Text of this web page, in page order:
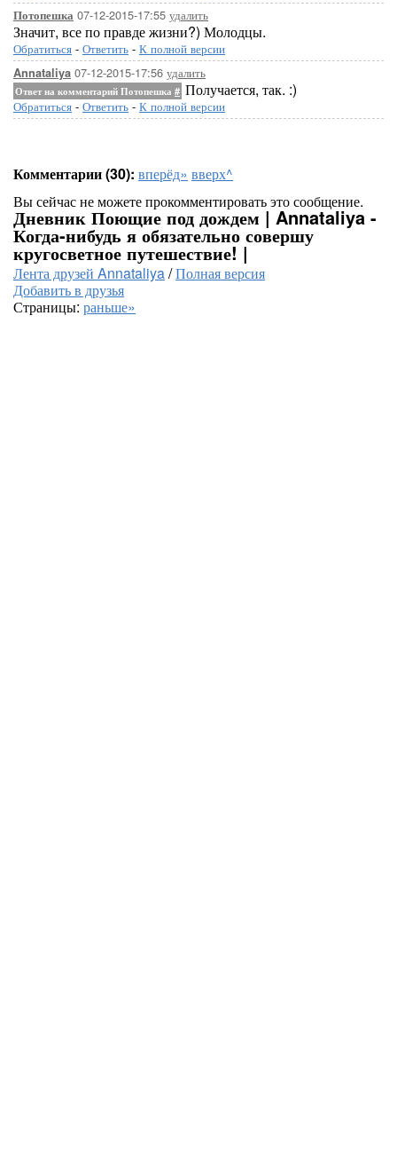
Потопешка 07-12-2015-17:55 удалить
Значит, все по правде жизни?) Молодцы.
Обратиться - Ответить - К полной версии
Annataliya 07-12-2015-17:56 удалить
Ответ на комментарий Потопешка # Получается, так. :)
Обратиться - Ответить - К полной версии
Комментарии (30): вперёд» вверх^
Вы сейчас не можете прокомментировать это сообщение.
Дневник Поющие под дождем | Annataliya -
Когда-нибудь я обязательно совершу
кругосветное путешествие! |
Лента друзей Annataliya/Полная версия
Добавить в друзья
Страницы: раньше»